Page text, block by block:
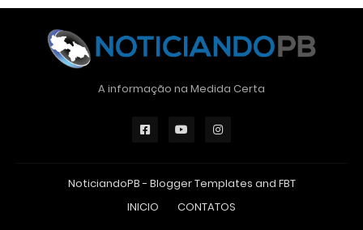
A informação na Medida Certa
NoticiandoPB - Blogger Templates and FBT
INICIO
CONTATOS